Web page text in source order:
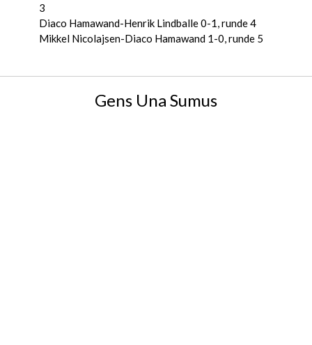
3
Diaco Hamawand-Henrik Lindballe 0-1, runde 4
Mikkel Nicolajsen-Diaco Hamawand 1-0, runde 5
Gens Una Sumus